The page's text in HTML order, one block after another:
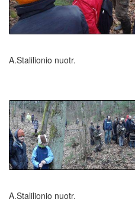
A.Stalilionio nuotr.
A.Stalilionio nuotr.